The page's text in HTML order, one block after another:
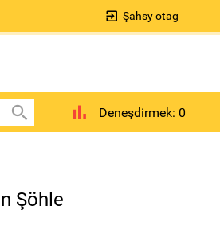
Şahsy otag
Deneşdirmek: 0
Şöhle